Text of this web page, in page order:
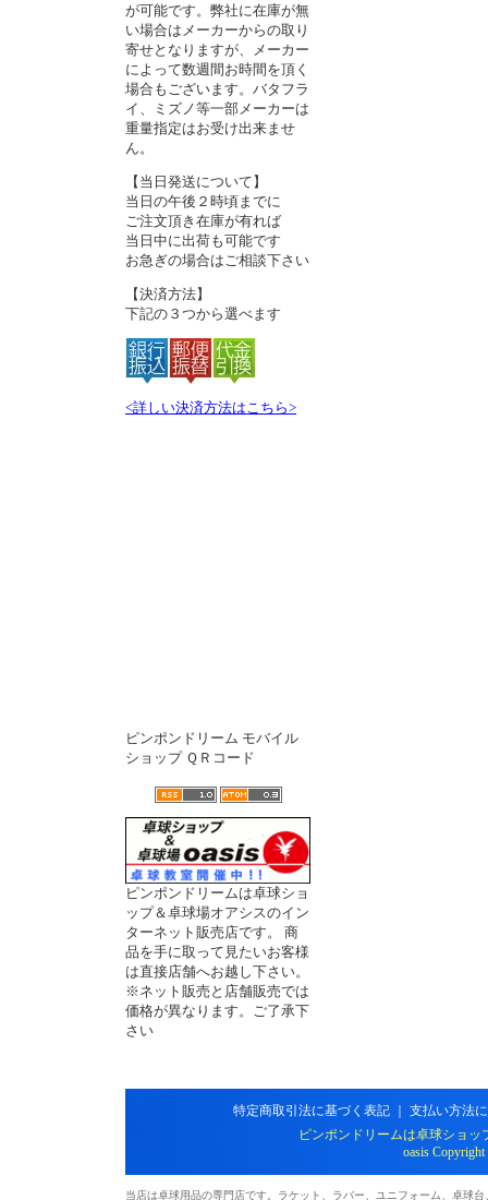
が可能です。弊社に在庫が無
い場合はメーカーからの取り
寄せとなりますが、メーカー
によって数週間お時間を頂く
場合もございます。バタフラ
イ、ミズノ等一部メーカーは
重量指定はお受け出来ませ
ん。
【当日発送について】
当日の午後２時頃までに
ご注文頂き在庫が有れば
当日中に出荷も可能です
お急ぎの場合はご相談下さい
【決済方法】
下記の３つから選べます
<詳しい決済方法はこちら>
ピンポンドリーム モバイル
ショップ ＱＲコード
ピンポンドリームは卓球ショ
ップ＆卓球場オアシスのイン
ターネット販売店です。 商
品を手に取って見たいお客様
は直接店舗へお越し下さい。
※ネット販売と店舗販売では
価格が異なります。ご了承下
さい
特定商取引法に基づく表記 ｜ 支払い方法
ピンポンドリームは卓球ショ
oasis
当店は卓球用品の専門店です。ラケット、ラバー、ユニフォーム、卓球